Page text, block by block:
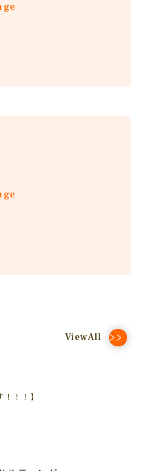
ViewAll
！！】